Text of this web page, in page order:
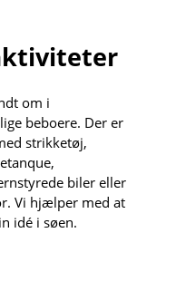
om i
beboere. Der er
strikketøj,
biler eller
Vi hjælper med at
idé i søen.